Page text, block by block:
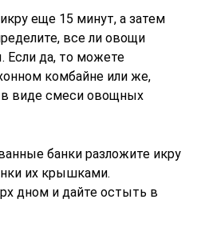
еще 15 минут, а затем
все ли овощи
Если да, то можете
комбайне или же,
в виде смеси овощных
банки разложите икру
их крышками.
дном и дайте остыть в